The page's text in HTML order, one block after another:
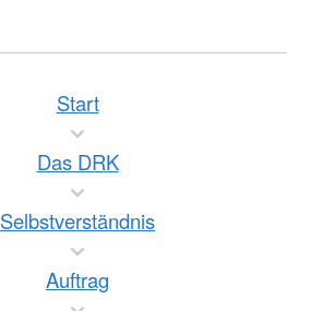
Start
Das DRK
Selbstverständnis
Auftrag